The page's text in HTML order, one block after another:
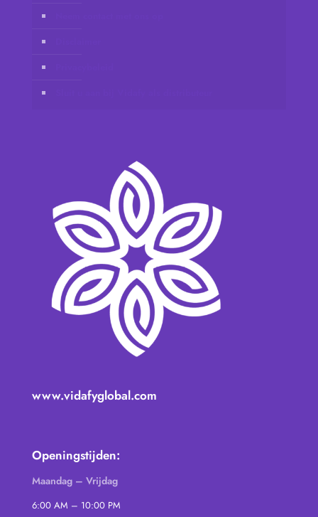
www.vidafyglobal.com
Openingstijden:
Maandag – Vrijdag
6:00 AM – 10:00 PM